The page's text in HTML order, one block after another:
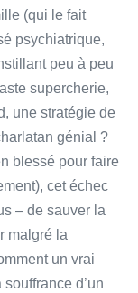
(qui le fait
psychiatrique,
peu à peu
supercherie,
une stratégie de
génial ?
blessé pour faire
cet échec
– de sauver la
malgré la
un vrai
d’un